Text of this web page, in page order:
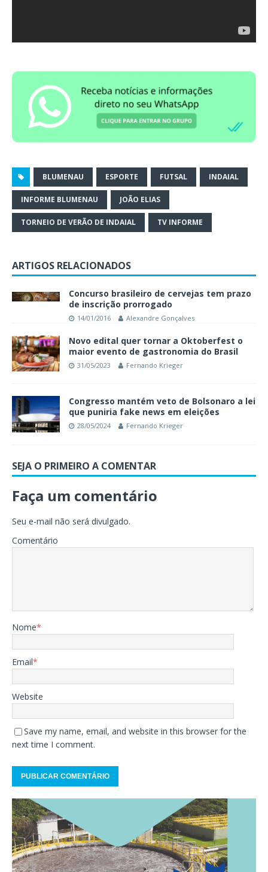
BLUMENAU ESPORTE FUTSAL INDAIAL
INFORME BLUMENAU JOÃO ELIAS
TORNEIO DE VERÃO DE INDAIAL TV INFORME
ARTIGOS RELACIONADOS
Concurso brasileiro de cervejas tem prazo
de inscrição prorrogado
14/01/2016 Alexandre Gonçalves
Novo edital quer tornar a Oktoberfest o
maior evento de gastronomia do Brasil
31/05/2023 Fernando Krieger
Congresso mantém veto de Bolsonaro a lei
que puniria fake news em eleições
28/05/2024 Fernando Krieger
SEJA O PRIMEIRO A COMENTAR
Faça um comentário
Seu e-mail não será divulgado.
Comentário
Nome*
Email*
Website
Save my name, email, and website in this browser for the
next time I comment.